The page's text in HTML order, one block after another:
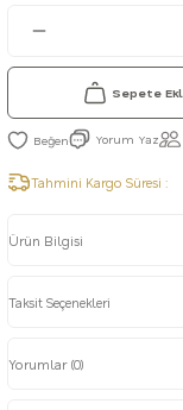
Sepete
Yorum Yaz
Tahmini Kargo Süresi :
Ürün Bilgisi
Taksit Seçenekleri
Yorumlar (0)